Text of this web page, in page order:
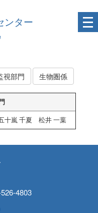
ンター
視部門 生物圏係
十嵐 千夏 松井 一葉
4803